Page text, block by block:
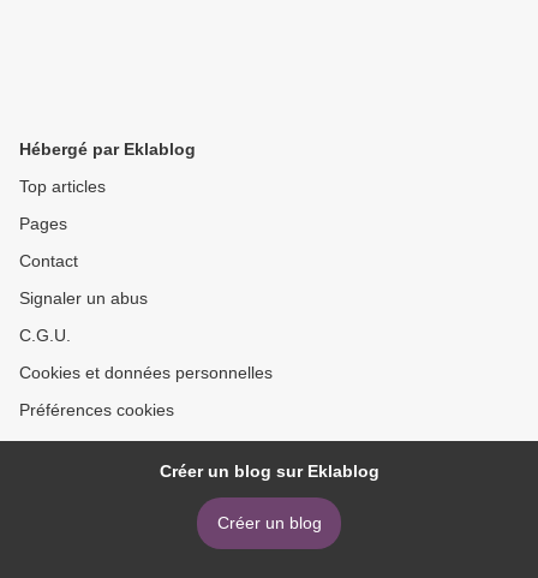
Hébergé par Eklablog
Top articles
Pages
Contact
Signaler un abus
C.G.U.
Cookies et données personnelles
Préférences cookies
Créer un blog sur Eklablog
Créer un blog